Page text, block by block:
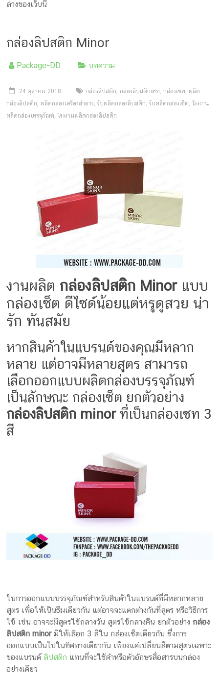
ล่างของเว็บนี้
กล่องลิปสติก Minor
Package-DD บทความ
24 ตุลาคม 2018 กล่องลิปสติก ,กล่องลิปสติกเซท ,กล่องเซท
ผลิต
กล่องลิปสติก
ผลิตกล่องเครื่องสำอาง ,รับผลิตกล่องลิปสติก ,รับผลิตกล่องเซ็ต ,โรงงาน
ผลิตกล่องบรรจุภัณฑ์ ,โรงงานผลิตกล่องลิปสติก
งานผลิต กล่องลิปสติก Minorแบบ
กล่องเซ็ต ดีไซด์น้อยแต่หรูดูสวย น่า
รัก ทันสมัย
หากสินค้าในแบรนด์ของคุณมีหลาก
หลาย แต่อาจมีหลายสูตร สามารถ
เลือกออกแบบผลิตกล่องบรรจุภัณฑ์
เป็นลักษณะ กล่องเซ็ต ยกตัวอย่าง
กล่องลิปสติก minorที่เป็นกล่องเซท 3
สี
ในการออกแบบบรรจุภัณฑ์สำหรับสินค้าในแบรนด์ที่มีหลากหลาย
สูตร เพื่อให้เป็นธีมเดียวกัน แต่อาจจะแตกต่างกันที่สูตร หรือวิธีการ
ใช้ เช่น อาจจะมีสูตรใช้กลางวัน สูตรใช้กลางคืน ยกตัวอย่างกล่อง
ลิปสติก minorมีให้เลือก 3 สีใน กล่องเซ็ตเดียวกัน ซึ่งการ
ออกแบบเป็นไปในทิศทางเดียวกัน เพียงแค่เปลี่ยนสีตามสูตรเฉพาะ
ของแบรนด์ ลิปสติก แทนที่จะใช้คำหรือตัวอักษรสื่อสารบนกล่อง
อย่างเดียว